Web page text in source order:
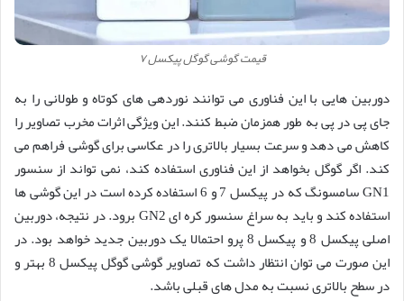
قیمت گوشی گوگل پیکسل ۷
دوربین هایی با این فناوری می توانند نوردهی های کوتاه و طولانی را به
جای پی در پی به طور همزمان ضبط کنند. این ویژگی اثرات مخرب تصاویر را
کاهش می دهد و سرعت بسیار بالاتری را در عکاسی برای گوشی فراهم می
کند. اگر گوگل بخواهد از این فناوری استفاده کند، نمی تواند از سنسور
GN1 سامسونگ که در پیکسل 7 و 6 استفاده کرده است در این گوشی ها
استفاده کند و باید به سراغ سنسور کره ای GN2 برود. در نتیجه، دوربین
اصلی پیکسل 8 و پیکسل 8 پرو احتمالا یک دوربین جدید خواهد بود. در
این صورت می توان انتظار داشت که تصاویر گوشی گوگل پیکسل 8 بهتر و
در سطح بالاتری نسبت به مدل های قبلی باشد.